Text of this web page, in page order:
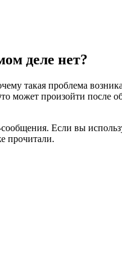
деле нет?
такая проблема
может произойти после
Если вы
прочитали.